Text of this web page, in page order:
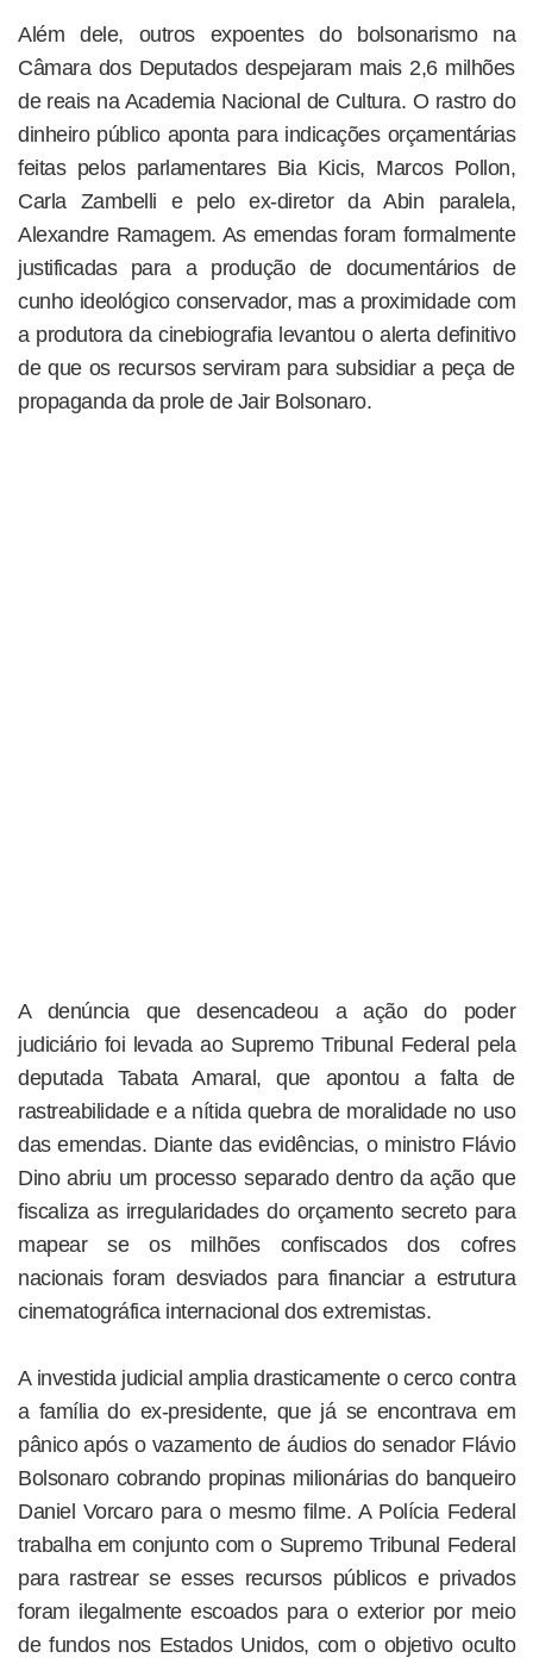
Além dele, outros expoentes do bolsonarismo na
Câmara dos Deputados despejaram mais 2,6 milhões
de reais na Academia Nacional de Cultura. O rastro do
dinheiro público aponta para indicações orçamentárias
feitas pelos parlamentares Bia Kicis, Marcos Pollon,
Carla Zambelli e pelo ex-diretor da Abin paralela,
Alexandre Ramagem. As emendas foram formalmente
justificadas para a produção de documentários de
cunho ideológico conservador, mas a proximidade com
a produtora da cinebiografia levantou o alerta definitivo
de que os recursos serviram para subsidiar a peça de
propaganda da prole de Jair Bolsonaro.
A denúncia que desencadeou a ação do poder
judiciário foi levada ao Supremo Tribunal Federal pela
deputada Tabata Amaral, que apontou a falta de
rastreabilidade e a nítida quebra de moralidade no uso
das emendas. Diante das evidências, o ministro Flávio
Dino abriu um processo separado dentro da ação que
fiscaliza as irregularidades do orçamento secreto para
mapear se os milhões confiscados dos cofres
nacionais foram desviados para financiar a estrutura
cinematográfica internacional dos extremistas.
A investida judicial amplia drasticamente o cerco contra
a família do ex-presidente, que já se encontrava em
pânico após o vazamento de áudios do senador Flávio
Bolsonaro cobrando propinas milionárias do banqueiro
Daniel Vorcaro para o mesmo filme. A Polícia Federal
trabalha em conjunto com o Supremo Tribunal Federal
para rastrear se esses recursos públicos e privados
foram ilegalmente escoados para o exterior por meio
de fundos nos Estados Unidos, com o objetivo oculto